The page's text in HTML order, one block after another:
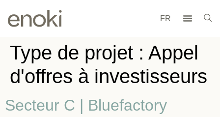
FR
Type de projet : Appel
d'offres à investisseurs
Secteur C | Bluefactory